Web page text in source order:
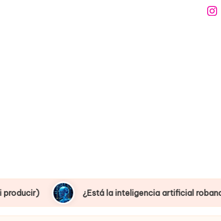
la inteligencia artificial robando empleos o creando